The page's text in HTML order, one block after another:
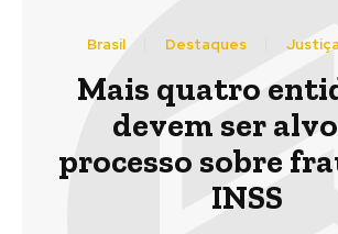
Brasil Destaques
Mais quatro
devem ser
processo sobre
INSS